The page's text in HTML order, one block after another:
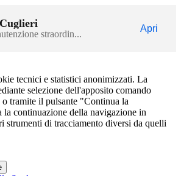
straordin...
Apri
tecnici e statistici anonimizzati. La
selezione dell'apposito comando
tramite il pulsante "Continua la
continuazione della navigazione in
strumenti di tracciamento diversi da quelli